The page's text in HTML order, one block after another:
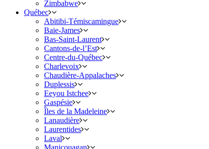
Zimbabwe
Québec
Abitibi-Témiscamingue
Baie-James
Bas-Saint-Laurent
Cantons-de-l’Est
Centre-du-Québec
Charlevoix
Chaudière-Appalaches
Duplessis
Eeyou Istchee
Gaspésie
Îles de la Madeleine
Lanaudière
Laurentides
Laval
Manicouagan